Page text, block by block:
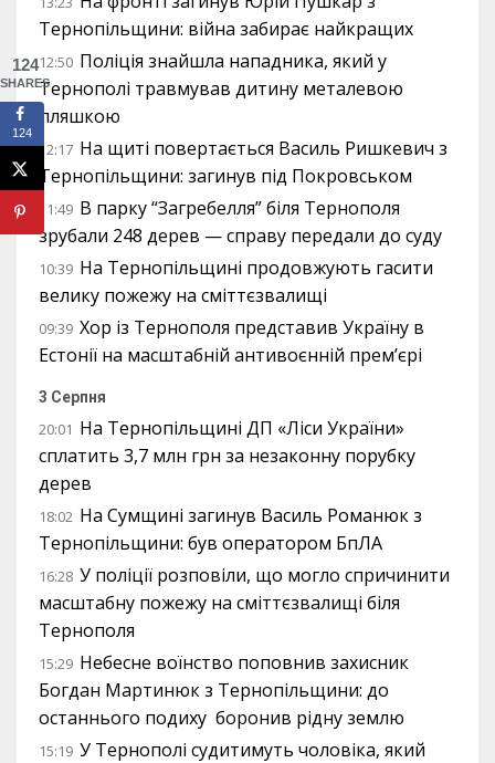
Тернопільщини: війна забирає найкращих
12:50 Поліція знайшла нападника, який у
Тернополі травмував дитину металевою
пляшкою
12:17 На щиті повертається Василь Ришкевич з
Тернопільщини: загинув під Покровськом
11:49 В парку “Загребелля” біля Тернополя
зрубали 248 дерев — справу передали до суду
10:39 На Тернопільщині продовжують гасити
велику пожежу на сміттєзвалищі
09:39 Хор із Тернополя представив Україну в
Естонії на масштабній антивоєнній прем’єрі
3 Серпня
20:01 На Тернопільщині ДП «Ліси України»
сплатить 3,7 млн грн за незаконну порубку
дерев
18:02 На Сумщині загинув Василь Романюк з
Тернопільщини: був оператором БпЛА
16:28 У поліції розповіли, що могло спричинити
масштабну пожежу на сміттєзвалищі біля
Тернополя
15:29 Небесне воїнство поповнив захисник
Богдан Мартинюк з Тернопільщини: до
останнього подиху боронив рідну землю
15:19 У Тернополі судитимуть чоловіка, який
124
SHARES
124